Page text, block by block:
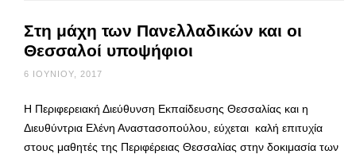
Στη μάχη των Πανελλαδικών και οι
Θεσσαλοί υποψήφιοι
6 ΙΟΥΝΊΟΥ, 2017
Η Περιφερειακή Διεύθυνση Εκπαίδευσης Θεσσαλίας και η
Διευθύντρια Ελένη Αναστασοπούλου, εύχεται καλή επιτυχία
στους μαθητές της Περιφέρειας Θεσσαλίας στην δοκιμασία των